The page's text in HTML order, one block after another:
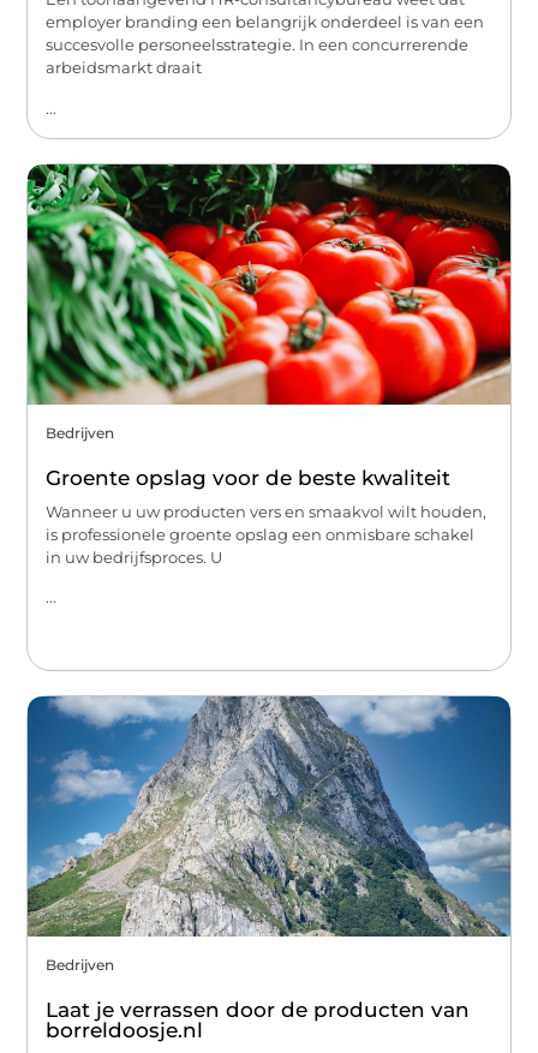
employer branding een belangrijk onderdeel is van een
succesvolle personeelsstrategie. In een concurrerende
arbeidsmarkt draait
...
Bedrijven
Groente opslag voor de beste kwaliteit
Wanneer u uw producten vers en smaakvol wilt houden,
is professionele groente opslag een onmisbare schakel
in uw bedrijfsproces. U
...
Bedrijven
Laat je verrassen door de producten van
borreldoosje.nl